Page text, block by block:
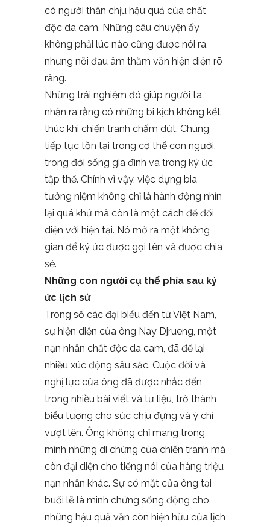
có người thân chịu hậu quả của chất
độc da cam. Những câu chuyện ấy
không phải lúc nào cũng được nói ra,
nhưng nỗi đau âm thầm vẫn hiện diện rõ
ràng.
Những trải nghiệm đó giúp người ta
nhận ra rằng có những bi kịch không kết
thúc khi chiến tranh chấm dứt. Chúng
tiếp tục tồn tại trong cơ thể con người,
trong đời sống gia đình và trong ký ức
tập thể. Chính vì vậy, việc dựng bia
tưởng niệm không chỉ là hành động nhìn
lại quá khứ mà còn là một cách để đối
diện với hiện tại. Nó mở ra một không
gian để ký ức được gọi tên và được chia
sẻ.
Những con người cụ thể phía sau ký
ức lịch sử
Trong số các đại biểu đến từ Việt Nam,
sự hiện diện của ông Nay Djrueng, một
nạn nhân chất độc da cam, đã để lại
nhiều xúc động sâu sắc. Cuộc đời và
nghị lực của ông đã được nhắc đến
trong nhiều bài viết và tư liệu, trở thành
biểu tượng cho sức chịu đựng và ý chí
vượt lên. Ông không chỉ mang trong
mình những di chứng của chiến tranh mà
còn đại diện cho tiếng nói của hàng triệu
nạn nhân khác. Sự có mặt của ông tại
buổi lễ là minh chứng sống động cho
những hậu quả vẫn còn hiện hữu của lịch